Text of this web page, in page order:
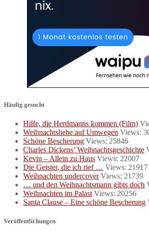
Häufig gesucht
Hilfe, die Herdmanns kommen (Film)
Weihnachtsliebe auf Umwegen Views:
Schöne Bescherung Views: 25846
Charles Dickens’ Weihnachtsgeschichte
Kevin – Allein zu Haus Views: 22007
Die Geister, die ich rief … Views: 21917
Weihnachten undercover Views: 21739
… und den Weihnachtsmann gibts doch
Weihnachten im Palast Views: 20256
Santa Clause – Eine schöne Bescherung
Veröffentlichungen